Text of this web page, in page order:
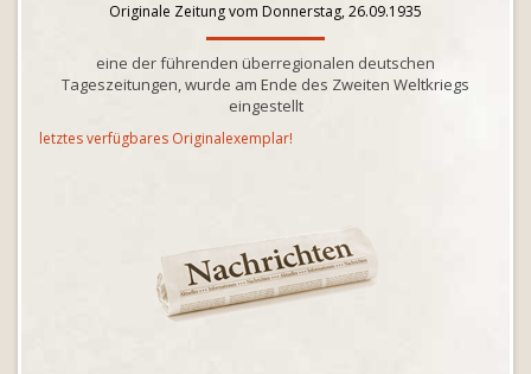
Originale Zeitung vom Donnerstag, 26.09.1935
eine der führenden überregionalen deutschen
Tageszeitungen, wurde am Ende des Zweiten Weltkriegs
eingestellt
letztes verfügbares Originalexemplar!